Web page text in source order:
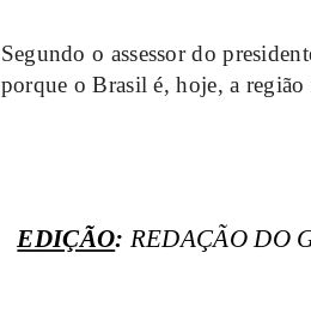
Segundo o assessor do
porque o Brasil é, hoje, a
EDIÇÃO: REDAÇÃO DO